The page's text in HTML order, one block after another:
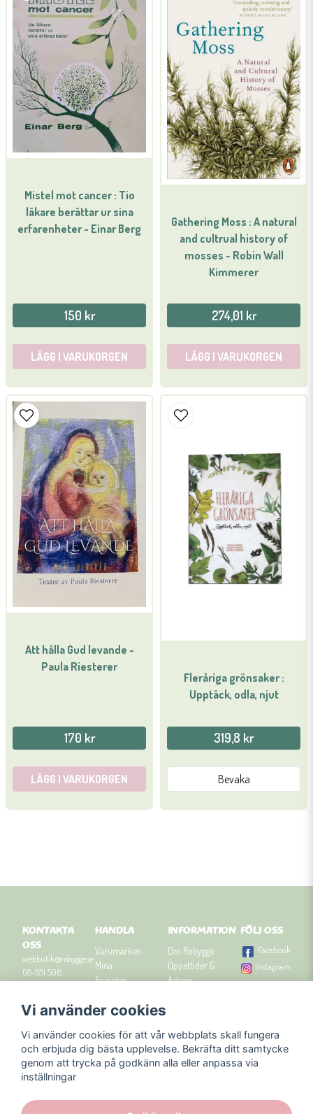
Mistel mot cancer : Tio
läkare berättar ur sina
erfarenheter - Einar Berg
150 kr
LÄGG I VARUKORGEN
Gathering Moss : A natural
and cultrual history of
mosses - Robin Wall
Kimmerer
274,01 kr
LÄGG I VARUKORGEN
Att hålla Gud levande -
Paula Riesterer
170 kr
LÄGG I VARUKORGEN
Fleråriga grönsaker :
Upptäck, odla, njut
319,8 kr
Bevaka
KONTAKTA
OSS
webbutik@robygge.se
08-551 506
Orgnummer: 556463-
HANDLA
Varumärken
Mina
favoriter
Om cookies
Presenttips
INFORMATION
Om Robygge
Öppettider &
Adress
Kontakta oss
Nyhetsbrev
Blogg
FÖLJ OSS
Facebook
Instagram
Vi använder cookies
Vi använder cookies för att vår webbplats skall fungera
och erbjuda dig bästa upplevelse. Bekräfta ditt samtycke
genom att trycka på godkänn alla eller anpassa via
inställningar